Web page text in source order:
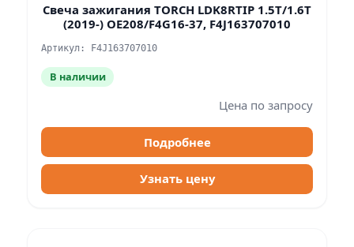
Свеча зажигания TORCH LDK8RTIP 1.5T/1.6T
(2019-) OE208/F4G16-37, F4J163707010
Артикул: F4J163707010
В наличии
Цена по запросу
Подробнее
Узнать цену